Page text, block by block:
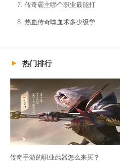
传奇霸主哪个职业最能打
热血传奇噬血术多少级学
热门排行
传奇手游的职业武器怎么来买？